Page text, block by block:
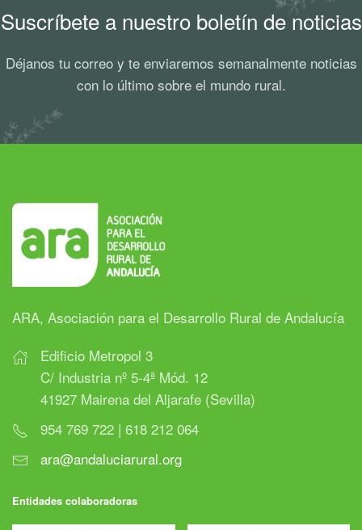
Suscríbete a nuestro boletín de noticias
Déjanos tu correo y te enviaremos semanalmente noticias
con lo último sobre el mundo rural.
ARA, Asociación para el Desarrollo Rural de Andalucía
Edificio Metropol 3
C/ Industria nº 5-4ª Mód. 12
41927 Mairena del Aljarafe (Sevilla)
954 769 722 | 618 212 064
ara@andaluciarural.org
Entidades colaboradoras